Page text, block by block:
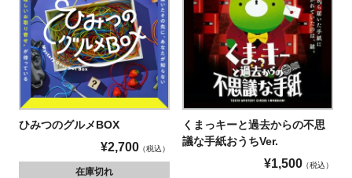
ひみつのグルメBOX
¥2,700 税込
在庫切れ
くまっキーと過去からの不思
議な手紙おうちVer.
¥1,500 税込